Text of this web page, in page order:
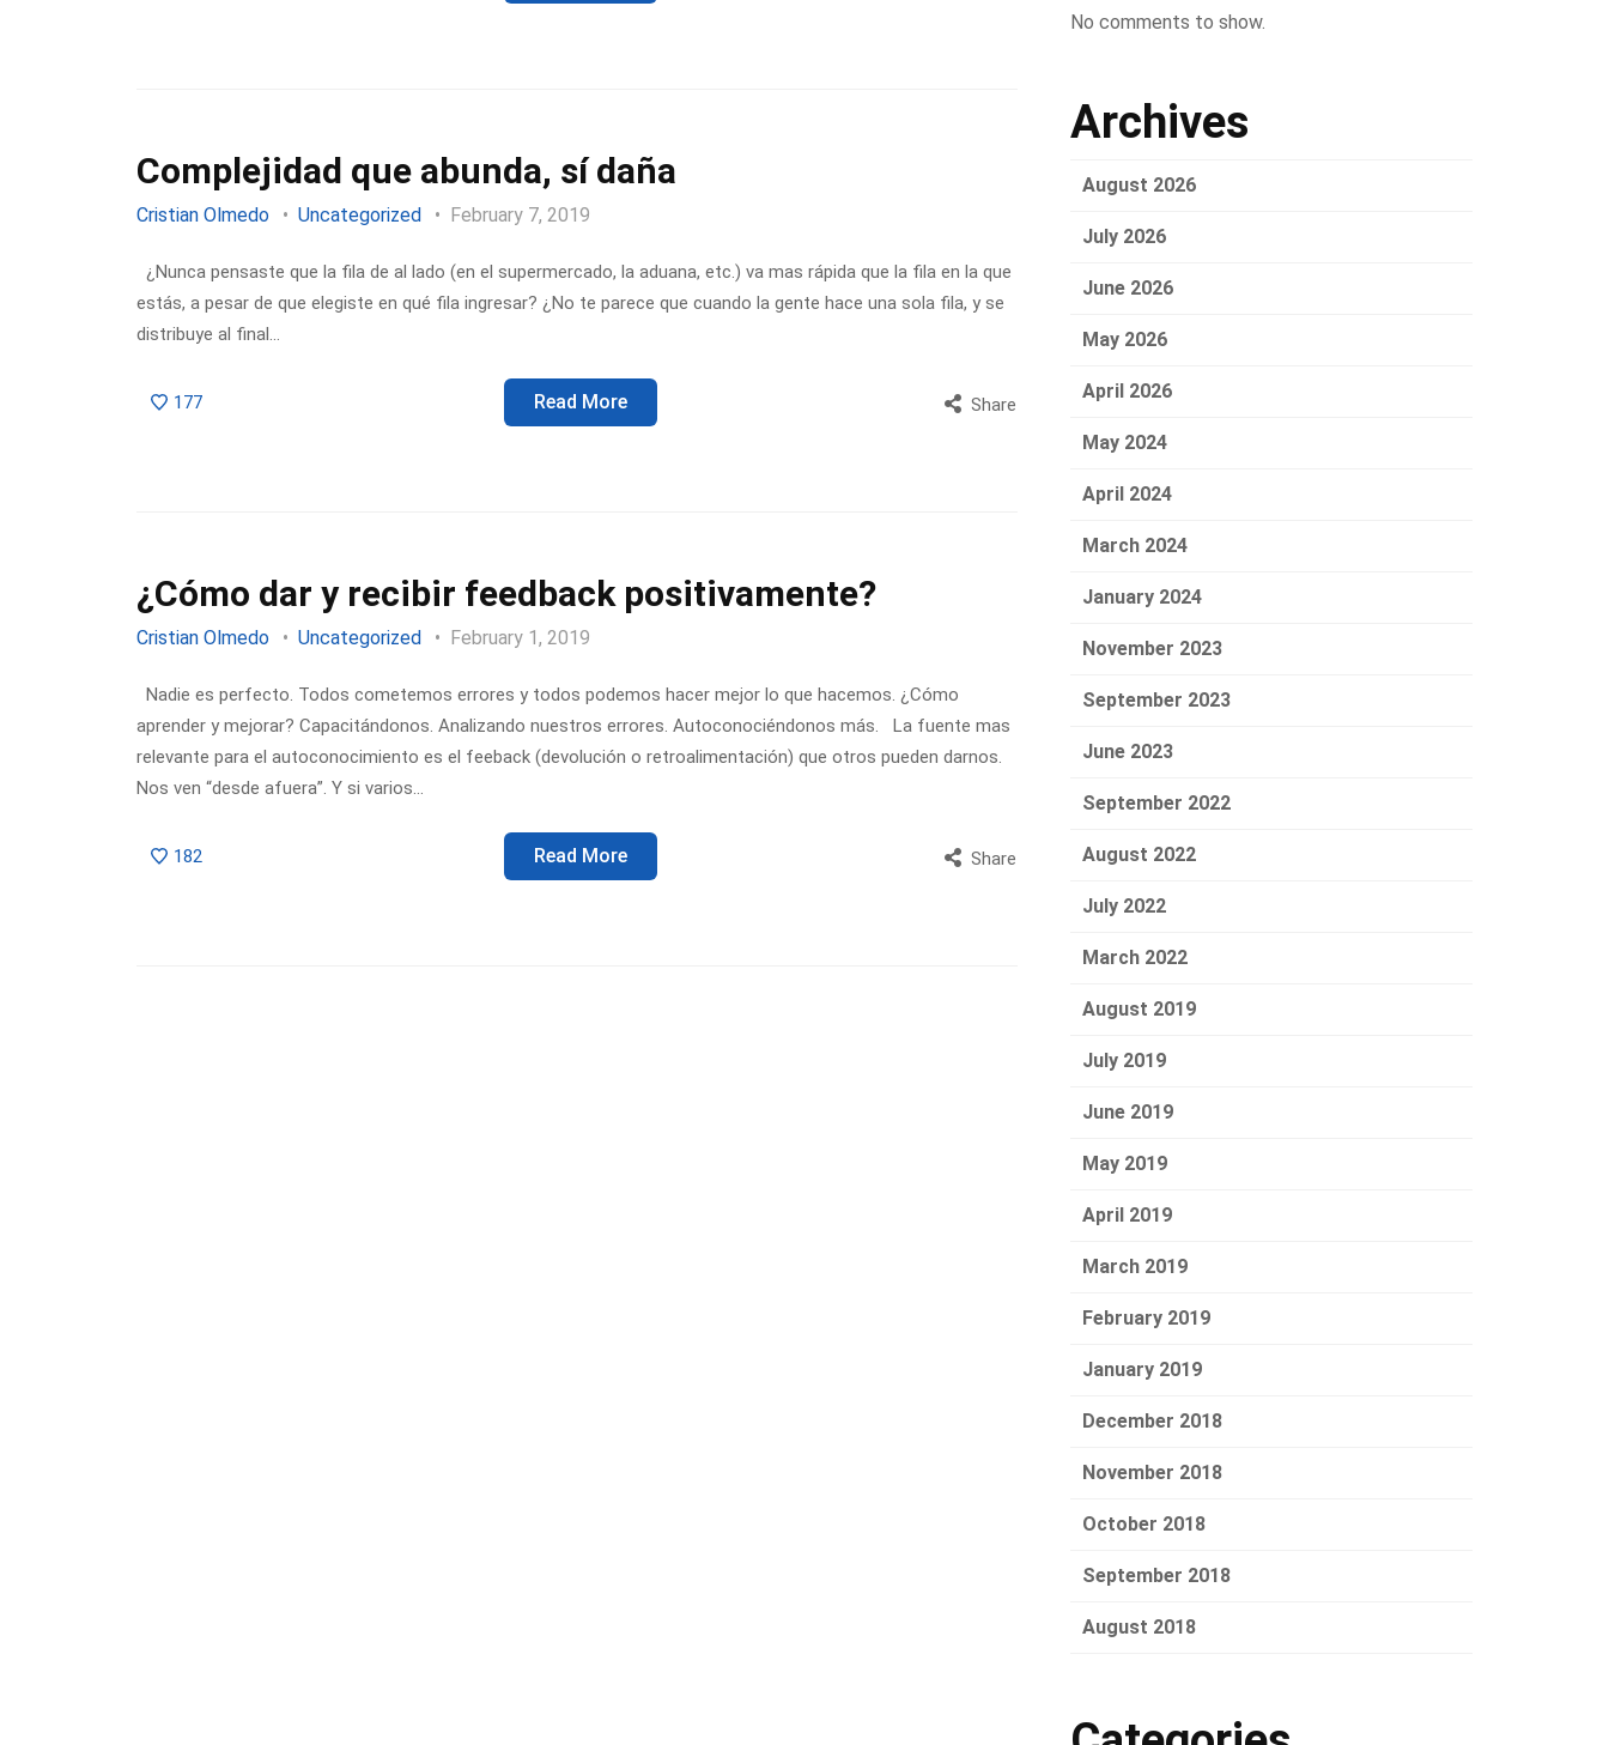
Complejidad que abunda, sí daña
Cristian Olmedo Uncategorized February 7, 2019
¿Nunca pensaste que la fila de al lado (en el supermercado, la aduana, etc.) va mas rápida que la fila en la que
estás, a pesar de que elegiste en qué fila ingresar? ¿No te parece que cuando la gente hace una sola fila, y se
distribuye al final…
177 Read More Share
¿Cómo dar y recibir feedback positivamente?
Cristian Olmedo Uncategorized February 1, 2019
Nadie es perfecto. Todos cometemos errores y todos podemos hacer mejor lo que hacemos. ¿Cómo
aprender y mejorar? Capacitándonos. Analizando nuestros errores. Autoconociéndonos más. La fuente mas
relevante para el autoconocimiento es el feeback (devolución o retroalimentación) que otros pueden darnos.
Nos ven “desde afuera”. Y si varios…
182 Read More Share
No comments to show.
Archives
August 2026
July 2026
June 2026
May 2026
April 2026
May 2024
April 2024
March 2024
January 2024
November 2023
September 2023
June 2023
September 2022
August 2022
July 2022
March 2022
August 2019
July 2019
June 2019
May 2019
April 2019
March 2019
February 2019
January 2019
December 2018
November 2018
October 2018
September 2018
August 2018